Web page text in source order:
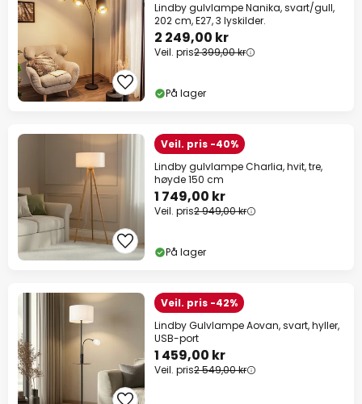
Lindby gulvlampe Nanika, svart/gull,
202 cm, E27, 3 lyskilder.
2 249,00 kr
Veil. pris2 399,00 kr
På lager
Veil. pris -40%
Lindby gulvlampe Charlia, hvit, tre,
høyde 150 cm
1 749,00 kr
Veil. pris2 949,00 kr
På lager
Veil. pris -42%
Lindby Gulvlampe Aovan, svart, hyller,
USB-port
1 459,00 kr
Veil. pris2 549,00 kr